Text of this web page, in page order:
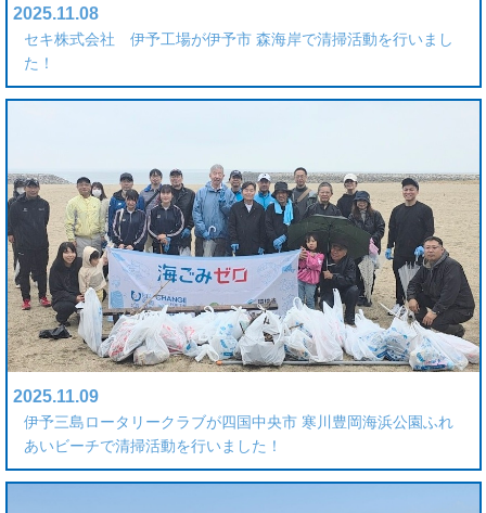
2025.11.08
セキ株式会社 伊予工場が伊予市 森海岸で清掃活動を行いまし
た！
2025.11.09
伊予三島ロータリークラブが四国中央市 寒川豊岡海浜公園ふれ
あいビーチで清掃活動を行いました！